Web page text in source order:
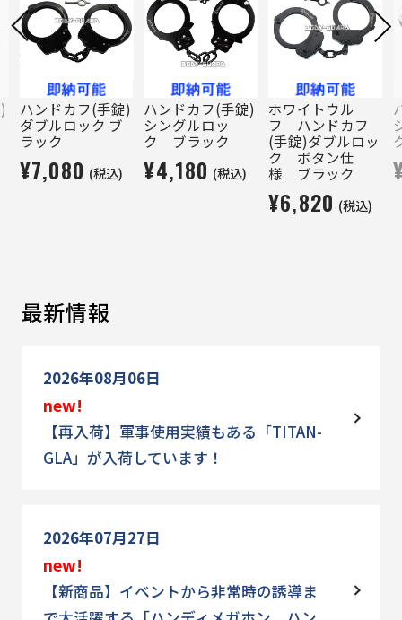
ハンドカフ(手錠)
ダブルロック ブ
ラック
¥7,080 (税込)
ハンドカフ(手錠)
シングルロッ
ク ブラック
¥4,180 (税込)
ホワイトウル
フ ハンドカフ
(手錠)ダブルロッ
ク ボタン仕
様 ブラック
¥6,820 (税込)
最新情報
2026年08月06日
new!
【再入荷】軍事使用実績もある「TITAN-
GLA」が入荷しています！
2026年07月27日
new!
【新商品】イベントから非常時の誘導ま